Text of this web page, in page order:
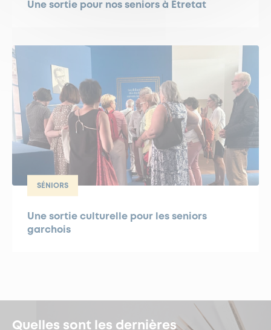
Une sortie pour nos seniors à Étretat
SÉNIORS
Une sortie culturelle pour les seniors
garchois
Quelles sont les dernières